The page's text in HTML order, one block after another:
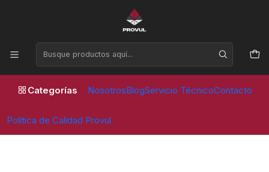
Categorías NosotrosBlogServicio TécnicoContacto
Política de Calidad Provul
Horario de atención Lunes a Viernes de 09:00 a 17:30 horas
Inicio Valvulas Sensor VALVULA SENSOR TPMS21